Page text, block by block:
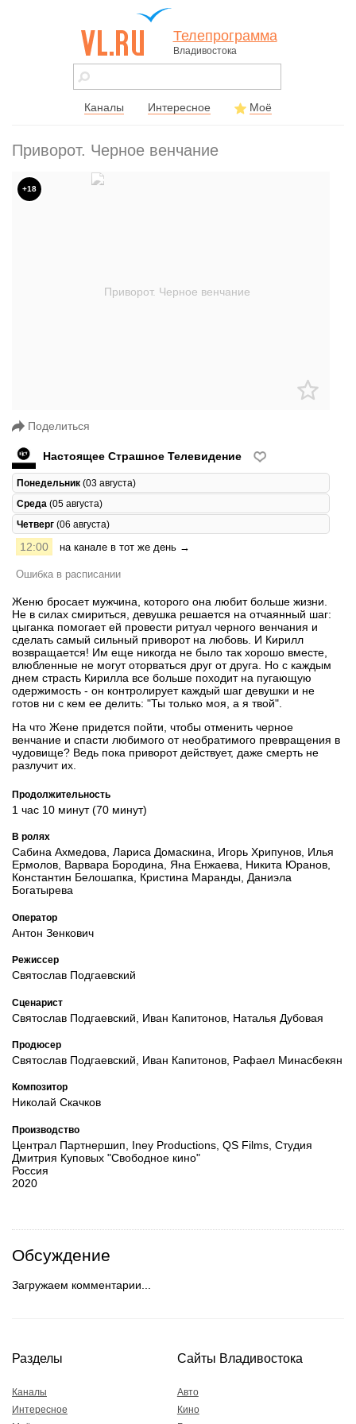
vl.ru - сайт
города
Телепрограмма
Владивостока
Каналы Интересное Моё
Приворот. Черное венчание
+18
Поделиться
Настоящее Страшное Телевидение
Понедельник (03 августа)
Среда (05 августа)
Четверг (06 августа)
12:00 на канале в тот же день →
Ошибка в расписании
Женю бросает мужчина, которого она любит больше жизни.
Не в силах смириться, девушка решается на отчаянный шаг:
цыганка помогает ей провести ритуал черного венчания и
сделать самый сильный приворот на любовь. И Кирилл
возвращается! Им еще никогда не было так хорошо вместе,
влюбленные не могут оторваться друг от друга. Но с каждым
днем страсть Кирилла все больше походит на пугающую
одержимость - он контролирует каждый шаг девушки и не
готов ни с кем ее делить: "Ты только моя, а я твой".
На что Жене придется пойти, чтобы отменить черное
венчание и спасти любимого от необратимого превращения в
чудовище? Ведь пока приворот действует, даже смерть не
разлучит их.
Продолжительность
1 час 10 минут (70 минут)
В ролях
Сабина Ахмедова, Лариса Домаскина, Игорь Хрипунов, Илья
Ермолов, Варвара Бородина, Яна Енжаева, Никита Юранов,
Константин Белошапка, Кристина Маранды, Даниэла
Богатырева
Оператор
Антон Зенкович
Режиссер
Святослав Подгаевский
Сценарист
Святослав Подгаевский, Иван Капитонов, Наталья Дубовая
Продюсер
Святослав Подгаевский, Иван Капитонов, Рафаел Минасбекян
Композитор
Николай Скачков
Производство
Централ Партнершип, Iney Productions, QS Films, Студия
Дмитрия Куповых "Свободное кино"
Россия
2020
Обсуждение
Загружаем комментарии...
Разделы
Каналы
Интересное
Сайты Владивостока
Авто
Кино